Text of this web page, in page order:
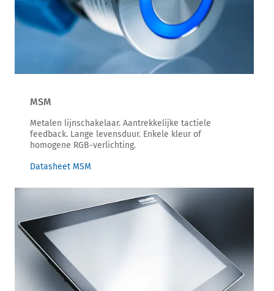
MSM
Metalen lijnschakelaar. Aantrekkelijke tactiele
feedback. Lange levensduur. Enkele kleur of
homogene RGB-verlichting.
Datasheet MSM